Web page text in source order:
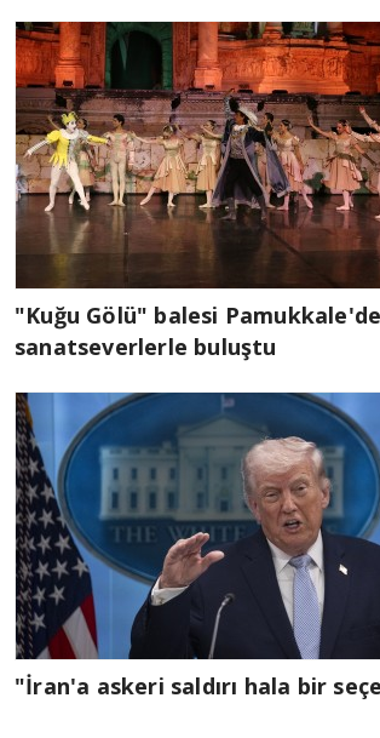
"Kuğu Gölü" balesi Pamukkale'de
sanatseverlerle buluştu
"İran'a askeri saldırı hala bir